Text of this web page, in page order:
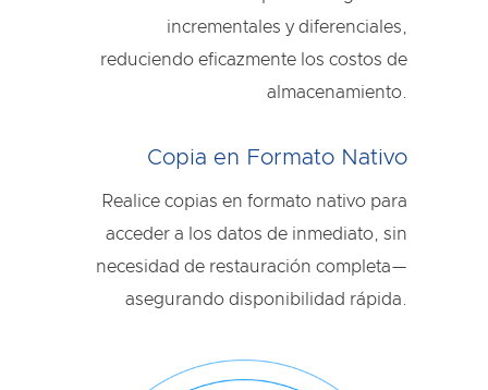
incrementales y diferenciales,
reduciendo eficazmente los costos de
almacenamiento.
Copia en Formato Nativo
Realice copias en formato nativo para
acceder a los datos de inmediato, sin
necesidad de restauración completa—
asegurando disponibilidad rápida.